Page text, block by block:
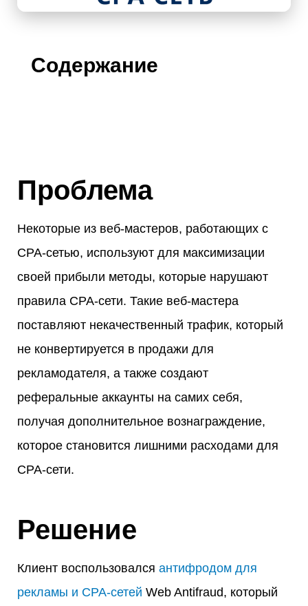
Содержание
Проблема
Некоторые из веб-мастеров, работающих с
CPA-сетью, используют для максимизации
своей прибыли методы, которые нарушают
правила CPA-сети. Такие веб-мастера
поставляют некачественный трафик, который
не конвертируется в продажи для
рекламодателя, а также создают
реферальные аккаунты на самих себя,
получая дополнительное вознаграждение,
которое становится лишними расходами для
CPA-сети.
Решение
Клиент воспользовался антифродом для
рекламы и CPA-сетей Web Antifraud, который